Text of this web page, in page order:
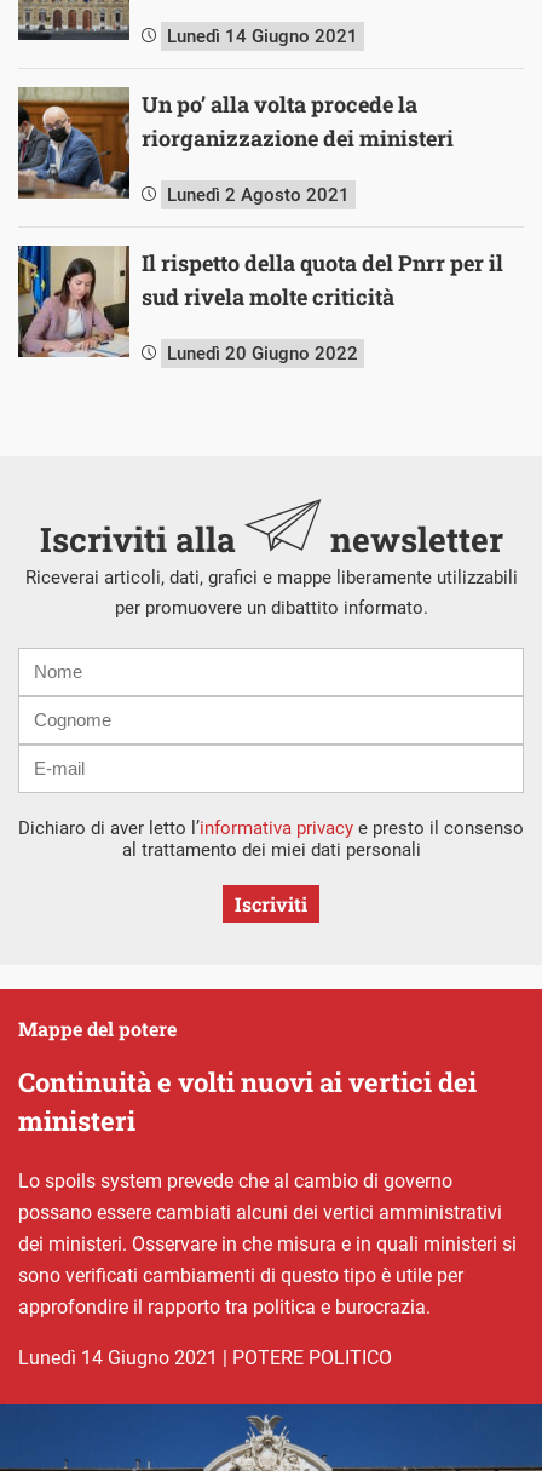
Lunedì 14 Giugno 2021
Un po’ alla volta procede la
riorganizzazione dei ministeri
Lunedì 2 Agosto 2021
Il rispetto della quota del Pnrr per il
sud rivela molte criticità
Lunedì 20 Giugno 2022
Iscriviti alla newsletter
Riceverai articoli, dati, grafici e mappe liberamente utilizzabili
per promuovere un dibattito informato.
mail
Dichiaro di aver letto l’informativa privacy e presto il consenso
al trattamento dei miei dati personali
Iscriviti
Continuità e volti nuovi ai vertici dei
ministeri
Mappe del potere
Lo spoils system prevede che al cambio di governo
possano essere cambiati alcuni dei vertici amministrativi
dei ministeri. Osservare in che misura e in quali ministeri si
sono verificati cambiamenti di questo tipo è utile per
approfondire il rapporto tra politica e burocrazia.
lunedì 14 Giugno 2021 | POTERE POLITICO